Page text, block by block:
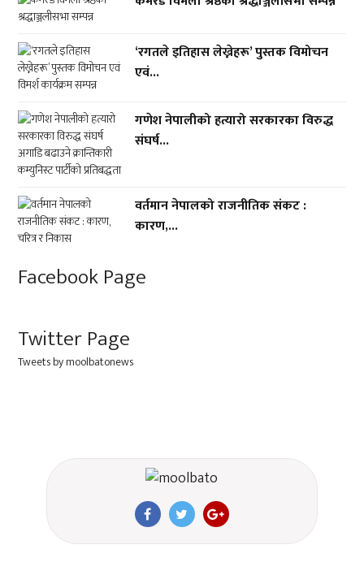
‘रगतले इतिहास लेख्नेहरू’ पुस्तक विमोचन
एवं...
गणेश नेपालीको हत्यारो सरकारका विरुद्ध
संघर्ष...
वर्तमान नेपालको राजनीतिक संकट :
कारण,...
Facebook Page
Twitter Page
Tweets by moolbatonews